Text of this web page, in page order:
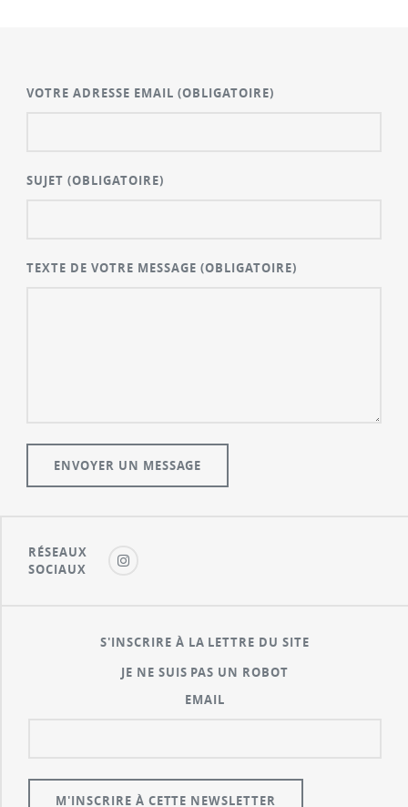
VOTRE ADRESSE EMAIL(OBLIGATOIRE)
SUJET(OBLIGATOIRE)
TEXTE DE VOTRE MESSAGE(OBLIGATOIRE)
RÉSEAUX
SOCIAUX
S'INSCRIRE À LA LETTRE DU SITE
JE NE SUIS PAS UN ROBOT
EMAIL